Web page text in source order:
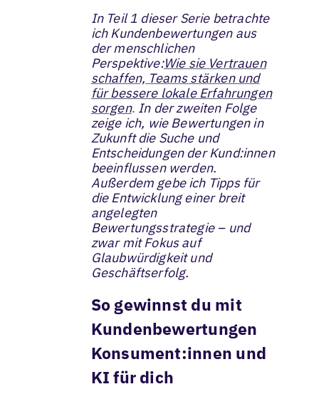
In Teil 1 dieser Serie betrachte
ich Kundenbewertungen aus
der menschlichen
Perspektive:Wie sie Vertrauen
schaffen, Teams stärken und
für bessere lokale Erfahrungen
sorgen. In der zweiten Folge
zeige ich, wie Bewertungen in
Zukunft die Suche und
Entscheidungen der Kund:innen
beeinflussen werden.
Außerdem gebe ich Tipps für
die Entwicklung einer breit
angelegten
Bewertungsstrategie – und
zwar mit Fokus auf
Glaubwürdigkeit und
Geschäftserfolg.
So gewinnst du mit
Kundenbewertungen
Konsument:innen und
KI für dich